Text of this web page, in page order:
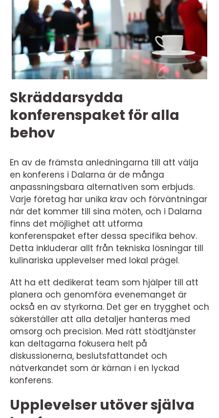
Skräddarsydda
konferenspaket för alla
behov
En av de främsta anledningarna till att välja
en konferens i Dalarna är de många
anpassningsbara alternativen som erbjuds.
Varje företag har unika krav och förväntningar
när det kommer till sina möten, och i Dalarna
finns det möjlighet att utforma
konferenspaket efter dessa specifika behov.
Detta inkluderar allt från tekniska lösningar till
kulinariska upplevelser med lokal prägel.
Att ha ett dedikerat team som hjälper till att
planera och genomföra evenemanget är
också en av styrkorna. Det ger en trygghet och
säkerställer att alla detaljer hanteras med
omsorg och precision. Med rätt stödtjänster
kan deltagarna fokusera helt på
diskussionerna, beslutsfattandet och
nätverkandet som är kärnan i en lyckad
konferens.
Upplevelser utöver själva